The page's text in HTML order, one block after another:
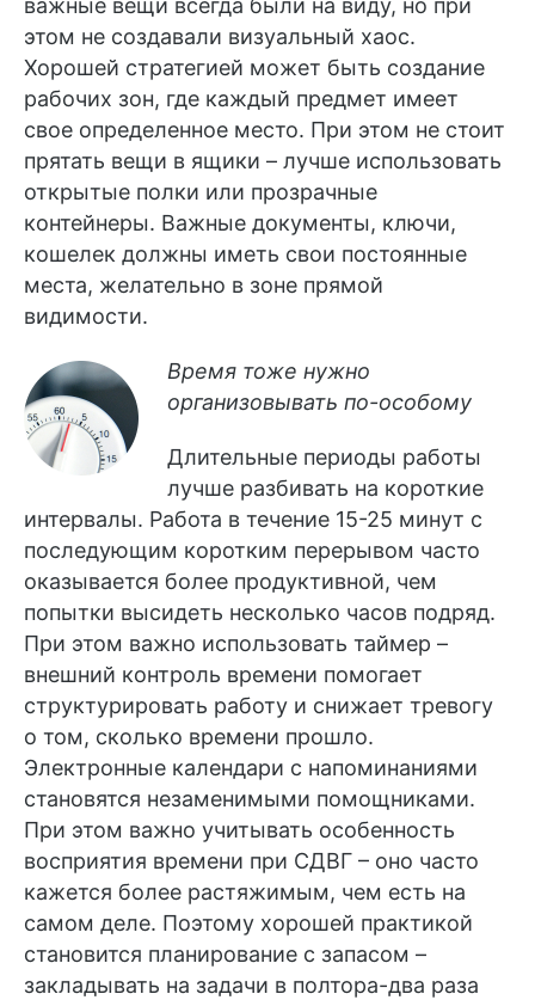
важные вещи всегда были на виду, но при
этом не создавали визуальный хаос.
Хорошей стратегией может быть создание
рабочих зон, где каждый предмет имеет
свое определенное место. При этом не стоит
прятать вещи в ящики – лучше использовать
открытые полки или прозрачные
контейнеры. Важные документы, ключи,
кошелек должны иметь свои постоянные
места, желательно в зоне прямой
видимости.
Время тоже нужно
организовывать по-особому
Длительные периоды работы
лучше разбивать на короткие
интервалы. Работа в течение 15-25 минут с
последующим коротким перерывом часто
оказывается более продуктивной, чем
попытки высидеть несколько часов подряд.
При этом важно использовать таймер –
внешний контроль времени помогает
структурировать работу и снижает тревогу
о том, сколько времени прошло.
Электронные календари с напоминаниями
становятся незаменимыми помощниками.
При этом важно учитывать особенность
восприятия времени при СДВГ – оно часто
кажется более растяжимым, чем есть на
самом деле. Поэтому хорошей практикой
становится планирование с запасом –
закладывать на задачи в полтора-два раза